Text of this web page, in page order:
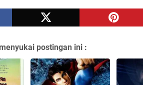
postingan ini :